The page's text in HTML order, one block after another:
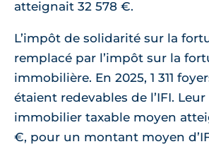
atteignait 32 578 €.
L’impôt de solidarité sur la
remplacé par l’impôt sur la
immobilière. En 2025, 1 311
étaient redevables de l’IFI.
immobilier taxable moyen
€, pour un montant moyen